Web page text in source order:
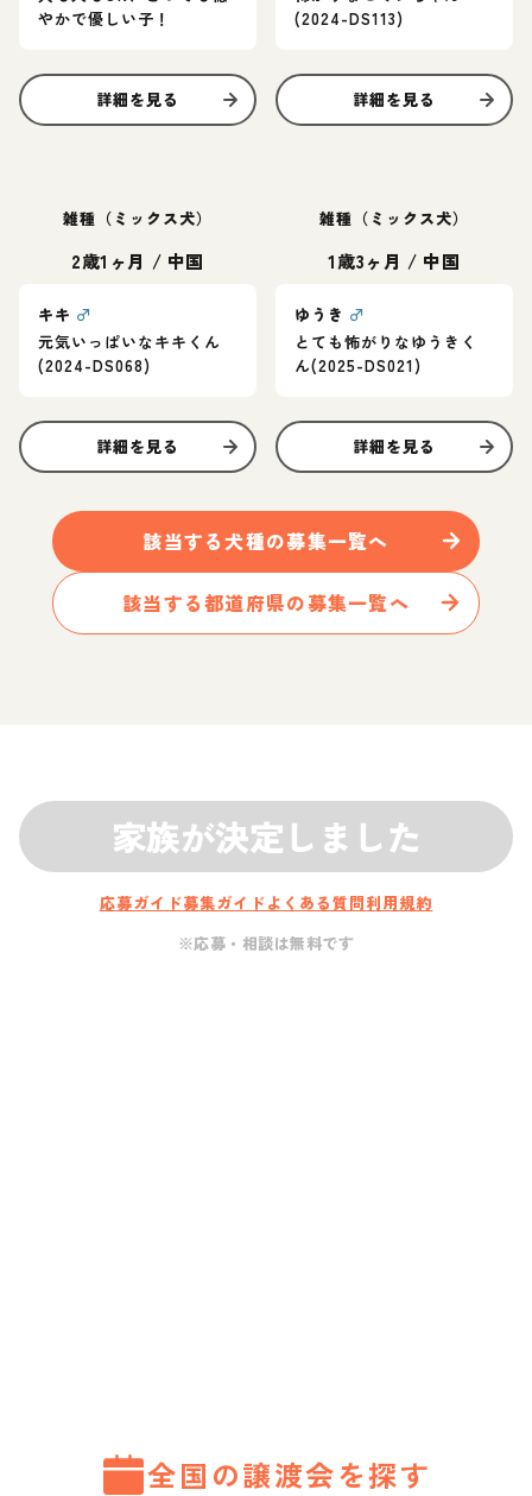
やかで優しい子！
詳細を見る
(2024-DS113)
詳細を見る
雑種（ミックス犬）
2歳1ヶ月 / 中国
キキ ♂
元気いっぱいなキキくん
(2024-DS068)
詳細を見る
雑種（ミックス犬）
1歳3ヶ月 / 中国
ゆうき ♂
とても怖がりなゆうきく
ん(2025-DS021)
詳細を見る
該当する犬種の募集一覧へ
該当する都道府県の募集一覧へ
家族が決定しました
応募ガイド募集ガイド よくある質問利用規約
※応募・相談は無料です
全国の譲渡会を探す